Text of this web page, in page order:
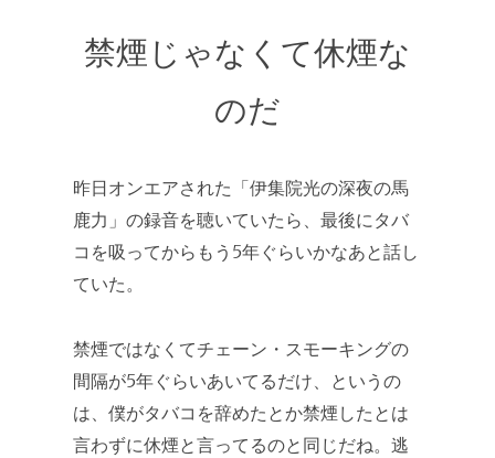
禁煙じゃなくて休煙な
のだ
昨日オンエアされた「伊集院光の深夜の馬
鹿力」の録音を聴いていたら、最後にタバ
コを吸ってからもう5年ぐらいかなあと話し
ていた。
禁煙ではなくてチェーン・スモーキングの
間隔が5年ぐらいあいてるだけ、というの
は、僕がタバコを辞めたとか禁煙したとは
言わずに休煙と言ってるのと同じだね。逃